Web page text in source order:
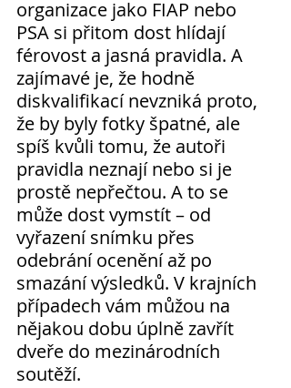
organizace jako FIAP nebo
PSA si přitom dost hlídají
férovost a jasná pravidla. A
zajímavé je, že hodně
diskvalifikací nevzniká proto,
že by byly fotky špatné, ale
spíš kvůli tomu, že autoři
pravidla neznají nebo si je
prostě nepřečtou. A to se
může dost vymstít – od
vyřazení snímku přes
odebrání ocenění až po
smazání výsledků. V krajních
případech vám můžou na
nějakou dobu úplně zavřít
dveře do mezinárodních
soutěží.